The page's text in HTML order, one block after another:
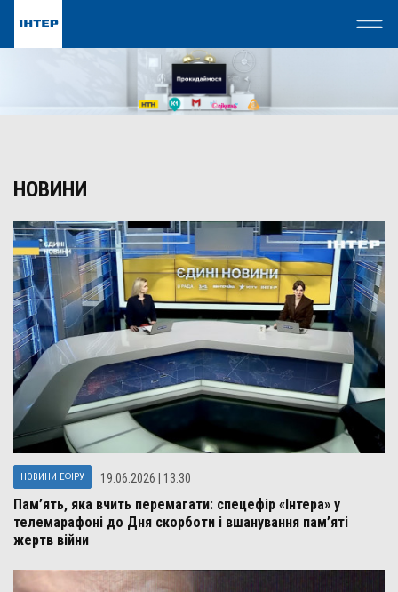
НОВИНИ
НОВИНИ ЕФІРУ 19.06.2026 | 13:30
Пам’ять, яка вчить перемагати: спецефір «Інтера» у
телемарафоні до Дня скорботи і вшанування пам’яті
жертв війни